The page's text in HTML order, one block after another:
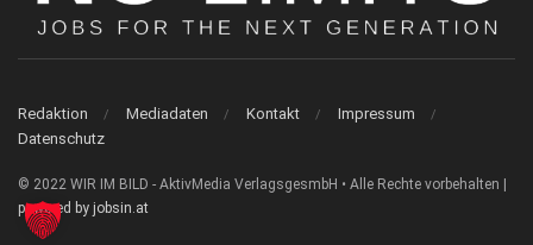
Redaktion Mediadaten Kontakt
Impressum
Datenschutz
© 2022 WIR IM BILD - AktivMedia VerlagsgesmbH • Alle Rechte vorbehalten |
powered by jobsin.at